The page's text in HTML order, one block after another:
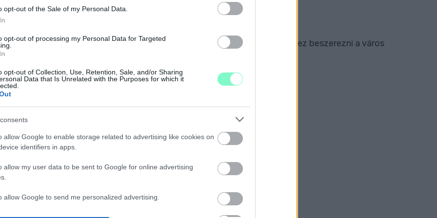
opt-out of the Sale of my Personal Data.
opt-out of processing my Personal Data for Targeted
opt-out of Collection, Use, Retention, Sale, and/or Sharing
Data that Is Unrelated with the Purposes for which it
allow Google to enable storage related to advertising like cookies on
identifiers in apps.
allow my user data to be sent to Google for online advertising
allow Google to send me personalized advertising.
NEM MOSTANÁBAN LESZ HÁZHOZ MENŐ SZELEKTÍV
Győr környékén, ha elkészülne az optikai válogató, amit nem tervez beszerezni a város
nál.
SZELEKTÍV SZIGETET KAMERÁZNAK BE
a jövőben lomtalanításra használni a szelektív kukákat.
A GYŐRI POLGÁRMESTER
a szelektív szigetek mellett.
TARTHATATLAN